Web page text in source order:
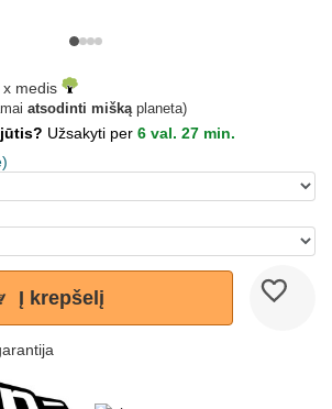
x medis
atsodinti miškąplaneta)
Užsakyti per 6 val. 27 min.
Į krepšelį